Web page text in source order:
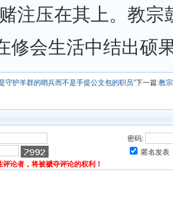
注压在其上。教宗
修会生活中结出硕
守护羊群的哨兵而不是手提公文包的职员”下一篇:教
密码:
匿名发表
论者，将被褫夺评论的权利！